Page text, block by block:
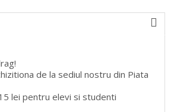
de la sediul nostru din Piata
lei pentru elevi si studenti